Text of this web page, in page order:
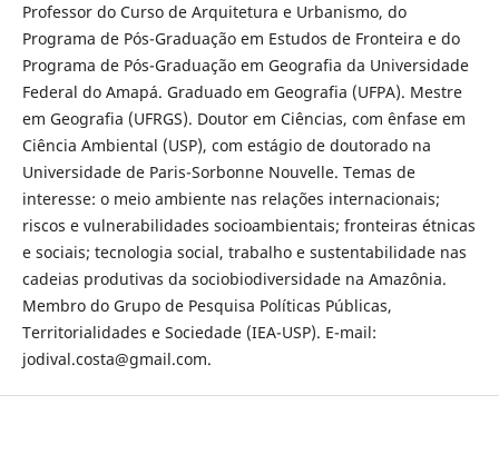
Professor do Curso de Arquitetura e Urbanismo, do
Programa de Pós-Graduação em Estudos de Fronteira e do
Programa de Pós-Graduação em Geografia da Universidade
Federal do Amapá. Graduado em Geografia (UFPA). Mestre
em Geografia (UFRGS). Doutor em Ciências, com ênfase em
Ciência Ambiental (USP), com estágio de doutorado na
Universidade de Paris-Sorbonne Nouvelle. Temas de
interesse: o meio ambiente nas relações internacionais;
riscos e vulnerabilidades socioambientais; fronteiras étnicas
e sociais; tecnologia social, trabalho e sustentabilidade nas
cadeias produtivas da sociobiodiversidade na Amazônia.
Membro do Grupo de Pesquisa Políticas Públicas,
Territorialidades e Sociedade (IEA-USP). E-mail:
jodival.costa@gmail.com.